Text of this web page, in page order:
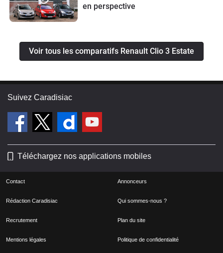
en perspective
Voir tous les comparatifs Renault Clio 3 Estate
Suivez Caradisiac
Téléchargez nos applications mobiles
Contact Annonceurs
Rédaction Caradisiac Qui sommes-nous ?
Recrutement Plan du site
Mentions légales Politique de confidentialité